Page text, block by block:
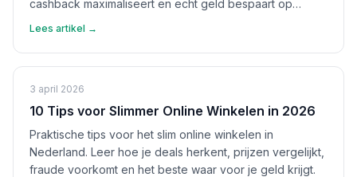
cashback maximaliseert en echt geld bespaart op
Lees artikel →
3 april 2026
10 Tips voor Slimmer Online Winkelen in 2026
Praktische tips voor het slim online winkelen in
Nederland. Leer hoe je deals herkent, prijzen vergelijkt,
fraude voorkomt en het beste waar voor je geld krijgt.